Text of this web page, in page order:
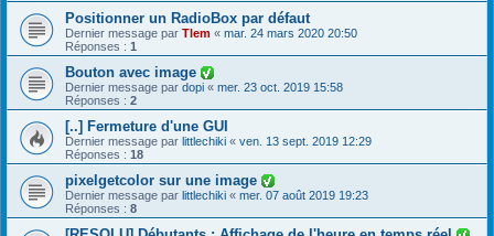
Positionner un RadioBox par défaut
Dernier message par Tlem « mar. 24 mars 2020 20:50
Réponses : 1
Bouton avec image
Dernier message par dopi « mer. 23 oct. 2019 15:58
Réponses : 2
[..] Fermeture d'une GUI
Dernier message par littlechiki « ven. 13 sept. 2019 12:29
Réponses : 18
pixelgetcolor sur une image
Dernier message par littlechiki « mer. 07 août 2019 19:23
Réponses : 8